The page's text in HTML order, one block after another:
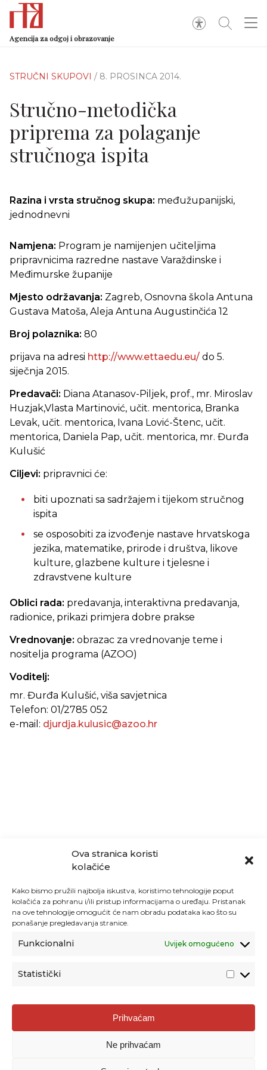
Ova stranica koristi
kolačiće
Kako bismo pružili najbolja iskustva, koristimo tehnologije poput
kolačića za pohranu i/ili pristup informacijama o uređaju. Pristanak
na ove tehnologije omogućit će nam obradu podataka kao što su
ponašanje pregledavanja stranice.
Funkcionalni Uvijek omogućeno
Statistički
Prihvaćam
Ne prihvaćam
Agencija za odgoj i obrazovanje
STRUČNI SKUPOVI / 8. PROSINCA 2014.
Stručno-metodička
priprema za polaganje
stručnoga ispita
Razina i vrsta stručnog skupa: međužupanijski,
jednodnevni
Namjena: Program je namijenjen učiteljima
pripravnicima razredne nastave Varaždinske i
Međimurske županije
Mjesto održavanja: Zagreb, Osnovna škola Antuna
Gustava Matoša, Aleja Antuna Augustinčića 12
Broj polaznika: 80
prijava na adresi http://www.ettaedu.eu/ do 5.
siječnja 2015.
Predavači: Diana Atanasov-Piljek, prof., mr. Miroslav
Huzjak,Vlasta Martinović, učit. mentorica, Branka
Levak, učit. mentorica, Ivana Lović-Štenc, učit.
mentorica, Daniela Pap, učit. mentorica, mr. Đurđa
Kulušić
Ciljevi: pripravnici će:
biti upoznati sa sadržajem i tijekom stručnog
ispita
se osposobiti za izvođenje nastave hrvatskoga
jezika, matematike, prirode i društva, likove
kulture, glazbene kulture i tjelesne i
zdravstvene kulture
Oblici rada: predavanja, interaktivna predavanja,
radionice, prikazi primjera dobre prakse
Vrednovanje: obrazac za vrednovanje teme i
nositelja programa (AZOO)
Voditelj:
mr. Đurđa Kulušić, viša savjetnica
Telefon: 01/2785 052
e-mail: djurdja.kulusic@azoo.hr
Agencija za odgoj i obrazovanje
Donje Svetice 38, 10000 Zagreb
1778129